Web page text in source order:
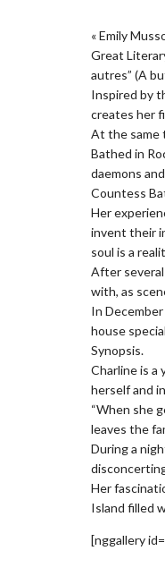
« Emily
Great
autres” (A
Inspired by
creates her
At the same
Bathed in
daemons
Countess
Her
invent their
soul is a
After
with, as
In
house
Synopsis.
Charline is a
herself and
“When she
leaves the
During a
Her
Island filled
[nggallery